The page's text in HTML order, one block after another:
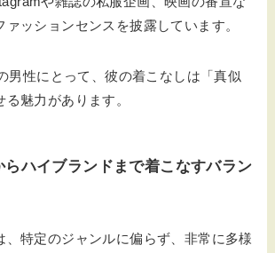
ァッションセンスを披露しています。
男性にとって、彼の着こなしは「真似
魅力があります。
らハイブランドまで着こなすバラン
、特定のジャンルに偏らず、非常に多様